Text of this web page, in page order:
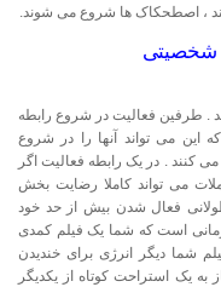
، اصطحکاک ها شروع می شوند.
. طرفین فعالیت در شروع رابطه
این می تواند آنها را در شروع
کنند . در یک رابطه فعالیت اگر
می تواند کاملا رضایت بخش
فعال شدن بیش از حد خود
است که شما یک فیلم کمدی
شما دیگر انرژی برای خندیدن
به یک استراحت کوتاه از یکدیگر